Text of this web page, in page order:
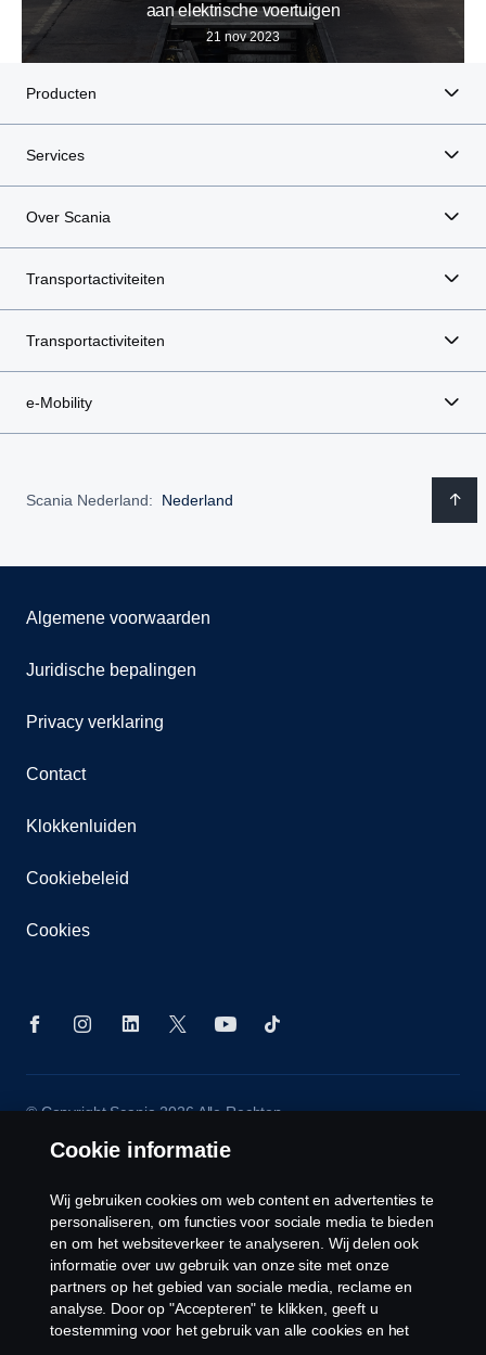
aan elektrische voertuigen
21 nov 2023
Producten
Services
Over Scania
Transportactiviteiten
Transportactiviteiten
e-Mobility
Scania Nederland: Nederland
Algemene voorwaarden
Juridische bepalingen
Privacy verklaring
Contact
Klokkenluiden
Cookiebeleid
Cookies
© Copyright Scania 2026 Alle Rechten
9598 4801 LN, Spinveld 57, 4815 HV Breda / T +31
Cookie informatie
Wij gebruiken cookies om web content en advertenties te
personaliseren, om functies voor sociale media te bieden
en om het websiteverkeer te analyseren. Wij delen ook
informatie over uw gebruik van onze site met onze
partners op het gebied van sociale media, reclame en
analyse. Door op "Accepteren" te klikken, geeft u
toestemming voor het gebruik van alle cookies en het